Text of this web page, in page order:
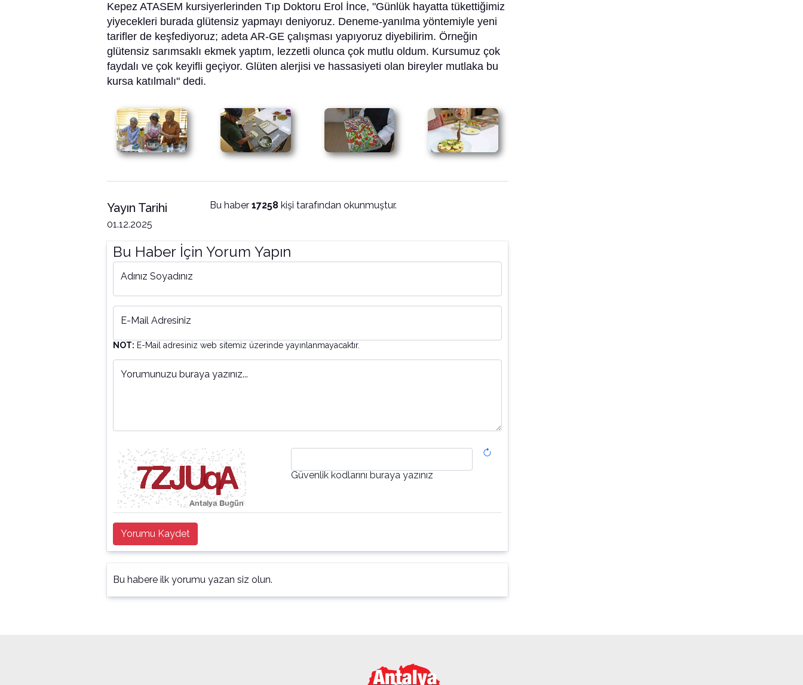
Kepez ATASEM kursiyerlerinden Tıp Doktoru Erol İnce, "Günlük hayatta tükettiğimiz
yiyecekleri burada glütensiz yapmayı deniyoruz. Deneme-yanılma yöntemiyle yeni
tarifler de keşfediyoruz; adeta AR-GE çalışması yapıyoruz diyebilirim. Örneğin
glütensiz sarımsaklı ekmek yaptım, lezzetli olunca çok mutlu oldum. Kursumuz çok
faydalı ve çok keyifli geçiyor. Glüten alerjisi ve hassasiyeti olan bireyler mutlaka bu
kursa katılmalı" dedi.
Yayın Tarihi
01.12.2025
Bu haber 17258kişi tarafından okunmuştur.
Bu Haber İçin Yorum Yapın
Adınız Soyadınız
E-Mail Adresiniz
NOT: E-Mail adresiniz web sitemiz üzerinde yayınlanmayacaktır.
Yorumunuzu buraya yazınız...
Güvenlik kodlarını buraya yazınız
Yorumu Kaydet
Bu habere ilk yorumu yazan siz olun.